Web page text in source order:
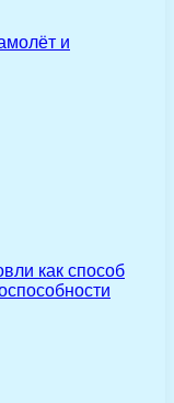
и
как способ